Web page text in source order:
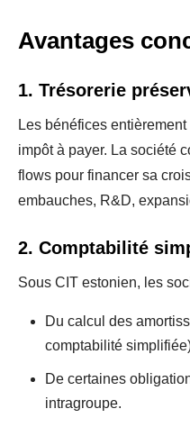
Avantages
1. Trésorerie
Les bénéfices
impôt à payer. La société
flows pour financer sa
embauches, R&D,
2. Comptabilité
Sous CIT estonien, les
Du calcul des
comptabilité
De certaines
intragroupe.